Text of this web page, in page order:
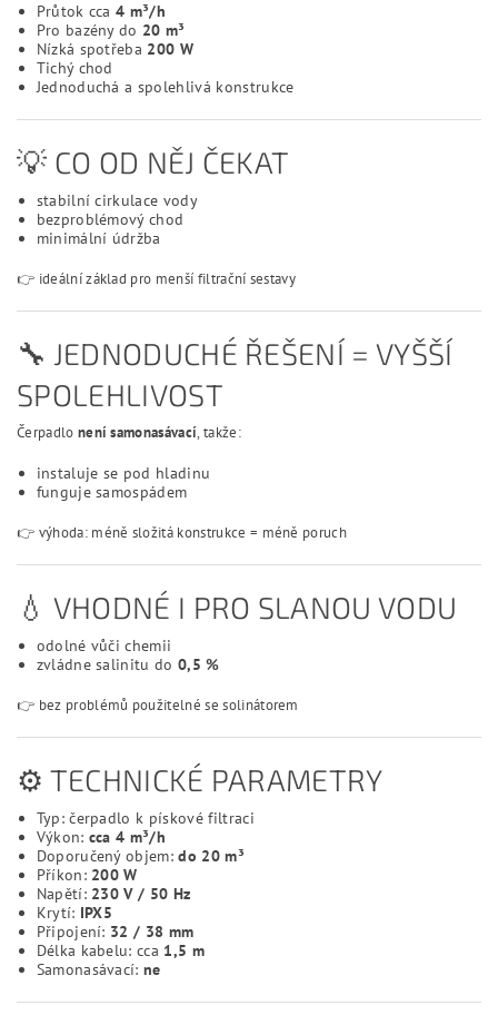
Průtok cca4 m³/h
Pro bazény do 20 m³
Nízká spotřeba 200 W
Tichý chod
Jednoduchá a spolehlivá konstrukce
💡 CO OD NĚJ ČEKAT
stabilní cirkulace vody
bezproblémový chod
minimální údržba
👉 ideální základ pro menší filtrační sestavy
🔧 JEDNODUCHÉ ŘEŠENÍ = VYŠŠÍ
SPOLEHLIVOST
Čerpadlo není samonasávací, takže:
instaluje se pod hladinu
funguje samospádem
👉 výhoda: méně složitá konstrukce = méně poruch
💧 VHODNÉ I PRO SLANOU VODU
odolné vůči chemii
zvládne salinitu do 0,5 %
👉 bez problémů použitelné se solinátorem
⚙️ TECHNICKÉ PARAMETRY
Typ: čerpadlo k pískové filtraci
Výkon: cca 4 m³/h
Doporučený objem:do 20 m³
Příkon: 200 W
Napětí: 230 V / 50 Hz
Krytí: IPX5
Připojení: 32 / 38 mm
Délka kabelu: cca 1,5 m
Samonasávací:ne